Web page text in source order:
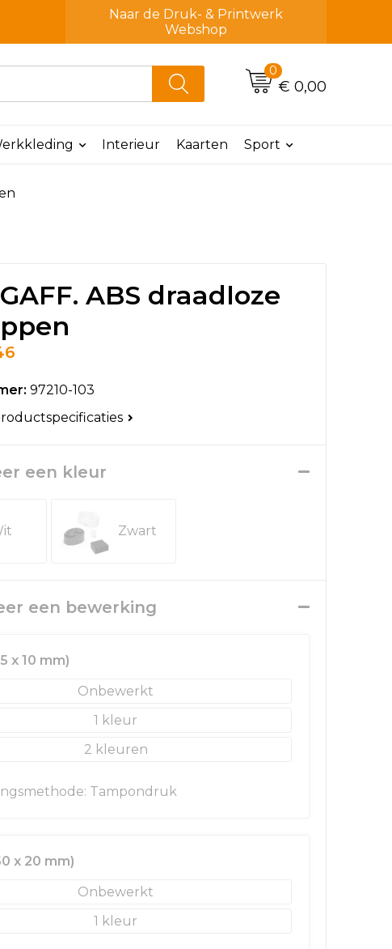
Naar de Druk- & Printwerk
Webshop
0
€ 0,00
Interieur Kaarten Sport
ABS draadloze
97210-103
een kleur
Zwart
een bewerking
x 10 mm)
Onbewerkt
1
2
Tampondruk
x 20 mm)
Onbewerkt
1